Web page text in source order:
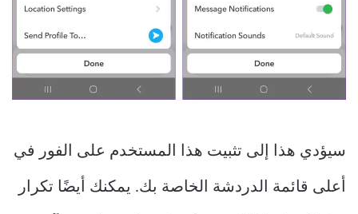
سيؤدي هذا إلى تثبيت هذا المستخدم على الفور في
أعلى قائمة الدردشة الخاصة بك. يمكنك أيضًا تكرار